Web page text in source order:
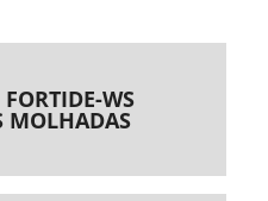
WS
MOLHADAS